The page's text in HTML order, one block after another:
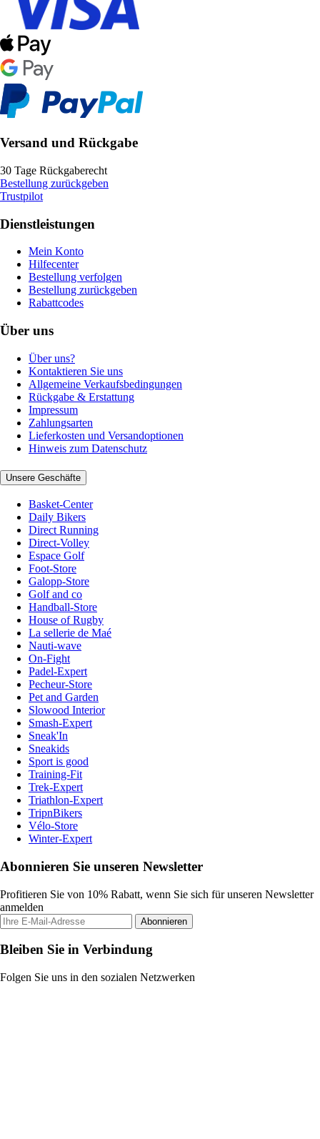
Versand und Rückgabe
30 Tage Rückgaberecht
Bestellung zurückgeben
Trustpilot
Dienstleistungen
Mein Konto
Hilfecenter
Bestellung verfolgen
Bestellung zurückgeben
Rabattcodes
Über uns
Über uns?
Kontaktieren Sie uns
Allgemeine Verkaufsbedingungen
Rückgabe & Erstattung
Impressum
Zahlungsarten
Lieferkosten und Versandoptionen
Hinweis zum Datenschutz
Unsere Geschäfte
Basket-Center
Daily Bikers
Direct Running
Direct-Volley
Espace Golf
Foot-Store
Galopp-Store
Golf and co
Handball-Store
House of Rugby
La sellerie de Maé
Nauti-wave
On-Fight
Padel-Expert
Pecheur-Store
Pet and Garden
Slowood Interior
Smash-Expert
Sneak'In
Sneakids
Sport is good
Training-Fit
Trek-Expert
Triathlon-Expert
TripnBikers
Vélo-Store
Winter-Expert
Abonnieren Sie unseren Newsletter
Profitieren Sie von 10% Rabatt, wenn Sie sich für unseren Newsletter
anmelden
Abonnieren
Bleiben Sie in Verbindung
Folgen Sie uns in den sozialen Netzwerken